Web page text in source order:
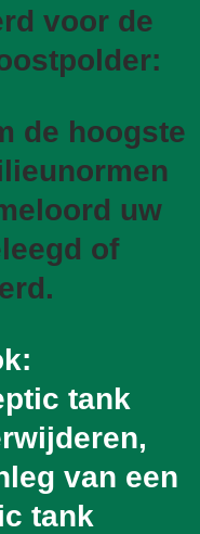
voor de
de hoogste
uw
of
tank
van een
tank